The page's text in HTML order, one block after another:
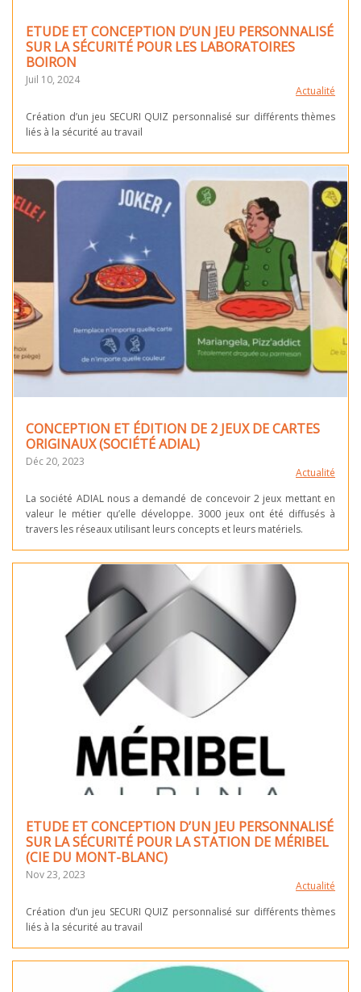
ETUDE ET CONCEPTION D’UN JEU PERSONNALISÉ
SUR LA SÉCURITÉ POUR LES LABORATOIRES
BOIRON
Juil 10, 2024
Actualité
Création d’un jeu SECURI QUIZ personnalisé sur différents thèmes
liés à la sécurité au travail
CONCEPTION ET ÉDITION DE 2 JEUX DE CARTES
ORIGINAUX (SOCIÉTÉ ADIAL)
Déc 20, 2023
Actualité
La société ADIAL nous a demandé de concevoir 2 jeux mettant en
valeur le métier qu’elle développe. 3000 jeux ont été diffusés à
travers les réseaux utilisant leurs concepts et leurs matériels.
ETUDE ET CONCEPTION D’UN JEU PERSONNALISÉ
SUR LA SÉCURITÉ POUR LA STATION DE MÉRIBEL
(CIE DU MONT-BLANC)
Nov 23, 2023
Actualité
Création d’un jeu SECURI QUIZ personnalisé sur différents thèmes
liés à la sécurité au travail